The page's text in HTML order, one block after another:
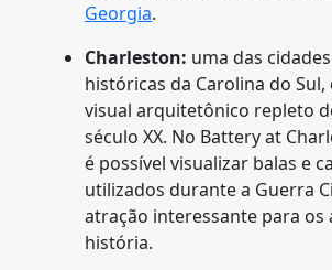
Georgia.
Charleston: uma das
históricas da Carolina do Sul,
visual arquitetônico repleto
século XX. No Battery at
é possível visualizar balas e
utilizados durante a Guerra
atração interessante para os
história.